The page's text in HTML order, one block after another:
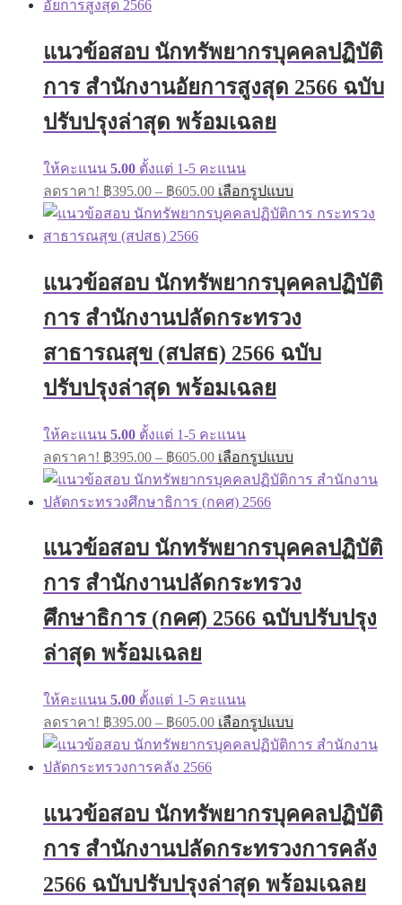
options
be
chosen
แนวข้อสอบ นักทรัพยากรบุคคลปฏิบัติ
การ สำนักงานอัยการสูงสุด 2566 ฉบับ
ปรับปรุงล่าสุด พร้อมเฉลย
ให้คะแนน 5.00 ตั้งแต่ 1-5 คะแนน
ลดราคา! ฿395.00 – ฿605.00Price
range:
฿395.00
เลือกรูปแบบ
product
has
options
be
chosen
on
the
แนวข้อสอบ นักทรัพยากรบุคคลปฏิบัติ
การ สำนักงานปลัดกระทรวง
สาธารณสุข (สปสธ) 2566 ฉบับ
ปรับปรุงล่าสุด พร้อมเฉลย
ให้คะแนน 5.00 ตั้งแต่ 1-5 คะแนน
ลดราคา! ฿395.00 – ฿605.00Price
range:
฿395.00
through
เลือกรูปแบบ
product
has
options
be
chosen
on
the
แนวข้อสอบ นักทรัพยากรบุคคลปฏิบัติ
การ สำนักงานปลัดกระทรวง
ศึกษาธิการ (กคศ) 2566 ฉบับปรับปรุง
ล่าสุด พร้อมเฉลย
ให้คะแนน 5.00 ตั้งแต่ 1-5 คะแนน
ลดราคา! ฿395.00 – ฿605.00Price
range:
฿395.00
เลือกรูปแบบ
product
has
options
be
chosen
on
the
แนวข้อสอบ นักทรัพยากรบุคคลปฏิบัติ
การ สำนักงานปลัดกระทรวงการคลัง
2566 ฉบับปรับปรุงล่าสุด พร้อมเฉลย